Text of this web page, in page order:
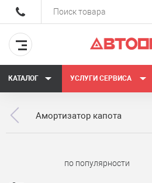
КАТАЛОГ УСЛУГИ СЕРВИСА
Амортизатор капота